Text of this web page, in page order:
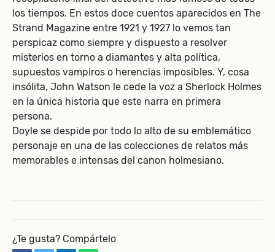
los tiempos. En estos doce cuentos aparecidos en The
Strand Magazine entre 1921 y 1927 lo vemos tan
perspicaz como siempre y dispuesto a resolver
misterios en torno a diamantes y alta política,
supuestos vampiros o herencias imposibles. Y, cosa
insólita, John Watson le cede la voz a Sherlock Holmes
en la única historia que este narra en primera
persona.
Doyle se despide por todo lo alto de su emblemático
personaje en una de las colecciones de relatos más
memorables e intensas del canon holmesiano.
¿Te gusta? Compártelo